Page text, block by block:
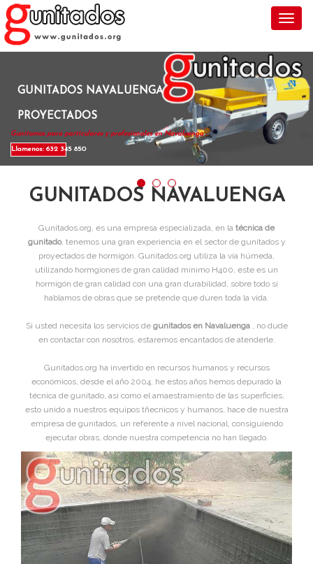
GUNITADOS NAVALUENGA
PROYECTADOS
Gunitamos para particulares y profesionales en Navaluenga .
Llamenos: 632 345 850
GUNITADOS NAVALUENGA
Gunitados.org, es una empresa especializada, en la técnica de
gunitado, tenemos una gran experiencia en el sector de gunitados y
proyectados de hormigón. Gunitados.org utiliza la vía húmeda,
utilizando hormgiones de gran calidad mínimo H400, este es un
hormigón de gran calidad con una gran durabilidad, sobre todo si
hablamos de obras que se pretende que duren toda la vida.
Si usted necesita los servicios de gunitados en Navaluenga , no dude
en contactar con nosotros, estaremos encantados de atenderle.
Gunitados.org ha invertido en recursos humanos y recursos
económicos, desde el año 2004, he estos años hemos depurado la
técnica de gunitado, asi como el amaestramiento de las superficies,
esto unido a nuestros equipos tñecnicos y humanos, hace de nuestra
empresa de gunitados, un referente a nivel nacional, consiguiendo
ejecutar obras, donde nuestra competencia no han llegado.